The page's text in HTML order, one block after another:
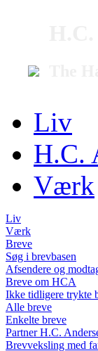
Liv
H.C.
Værk
Liv
Værk
Breve
Søg i brevbasen
Afsendere og
Breve om HCA
Ikke tidligere trykte
Alle breve
Enkelte breve
Partner H.C.
Brevveksling med